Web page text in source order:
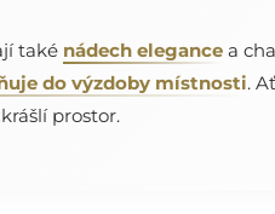
také nádech elegancea
do výzdoby místnosti.
prostor.